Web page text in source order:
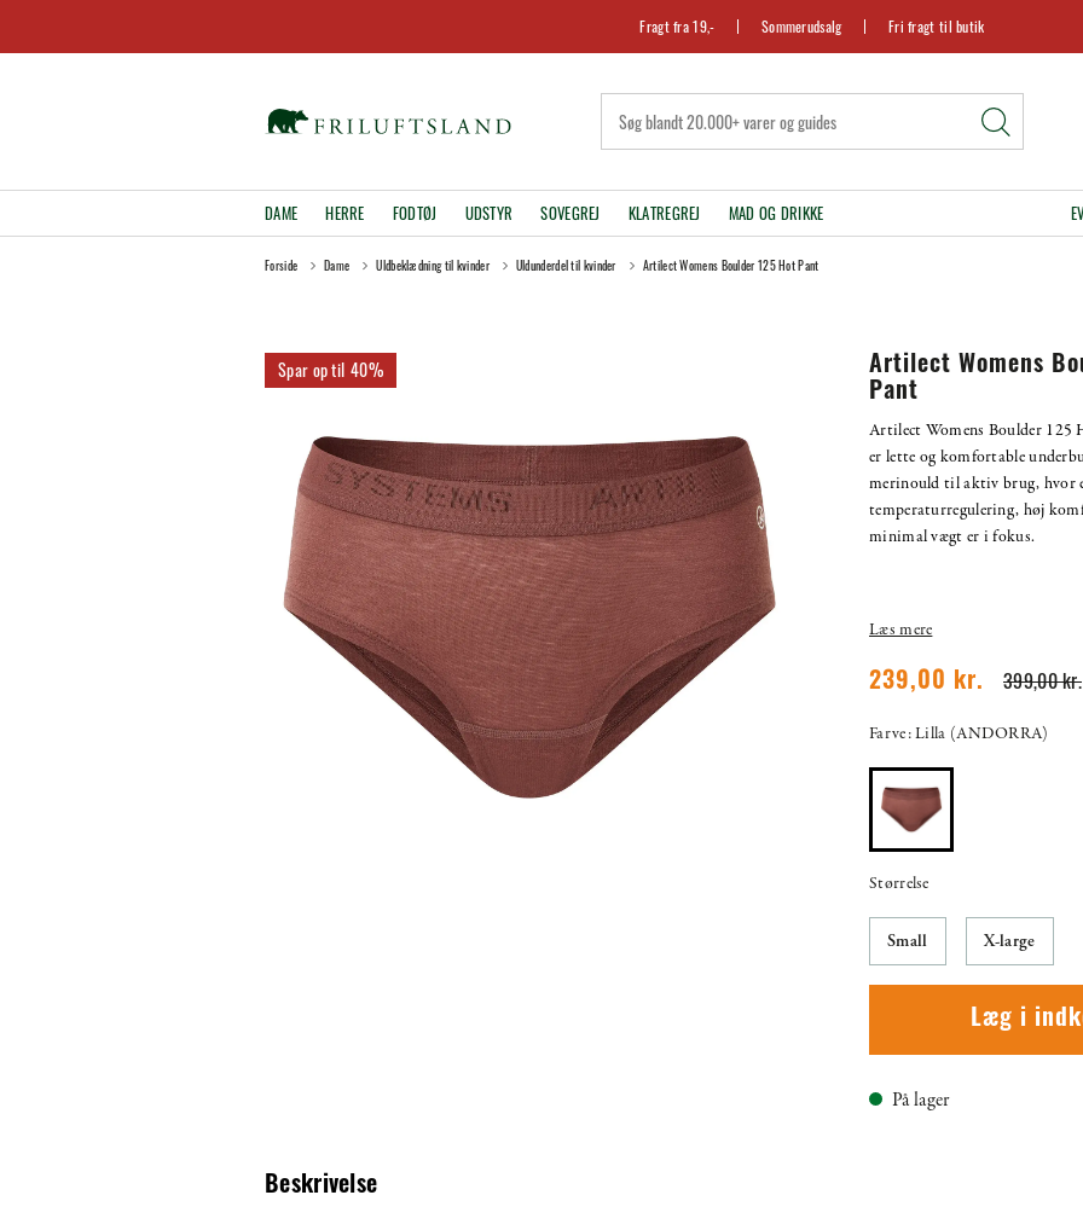
Fragt fra 19,- Sommerudsalg Fri fragt til butik
DAME HERRE FODTØJ UDSTYR SOVEGREJ KLATREGREJ MAD OG DRIKKE
Forside Dame Uldbeklædning til kvinder Uldunderdel til kvinder Artilect Womens Boulder 125 Hot Pant
40%
Artilect Womens
Pant
Artilect Womens Boulder 125
er lette og komfortable
merinould til aktiv brug, hvor
temperaturregulering, høj
minimal vægt er i fokus.
Læs mere
399,00 kr.
239,00 kr.
Farve: Lilla (ANDORRA)
Størrelse
Small X-large
Læg i
På lager
Beskrivelse